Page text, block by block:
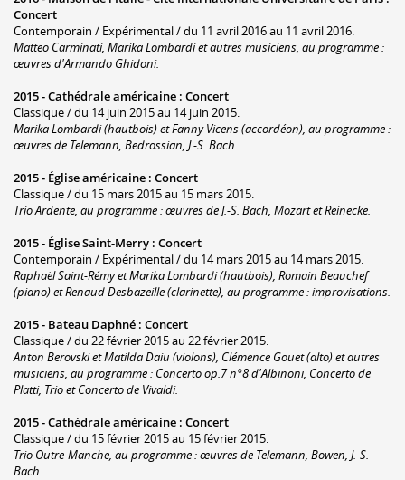
Concert
Contemporain / Expérimental / du 11 avril 2016 au 11 avril 2016.
Matteo Carminati, Marika Lombardi et autres musiciens, au programme :
œuvres d'Armando Ghidoni.
2015 -Cathédrale américaine : Concert
Classique / du 14 juin 2015 au 14 juin 2015.
Marika Lombardi (hautbois) et Fanny Vicens (accordéon), au programme :
œuvres de Telemann, Bedrossian, J.-S. Bach...
2015 - Église américaine : Concert
Classique / du 15 mars 2015 au 15 mars 2015.
Trio Ardente, au programme : œuvres de J.-S. Bach, Mozart et Reinecke.
2015 - Église Saint-Merry : Concert
Contemporain / Expérimental / du 14 mars 2015 au 14 mars 2015.
Raphaël Saint-Rémy et Marika Lombardi (hautbois), Romain Beauchef
(piano) et Renaud Desbazeille (clarinette), au programme : improvisations.
2015 - Bateau Daphné : Concert
Classique / du 22 février 2015 au 22 février 2015.
Anton Berovski et Matilda Daiu (violons), Clémence Gouet (alto) et autres
musiciens, au programme : Concerto op.7 n°8 d'Albinoni, Concerto de
Platti, Trio et Concerto de Vivaldi.
2015 -Cathédrale américaine : Concert
Classique / du 15 février 2015 au 15 février 2015.
Trio Outre-Manche, au programme : œuvres de Telemann, Bowen, J.-S.
Bach...